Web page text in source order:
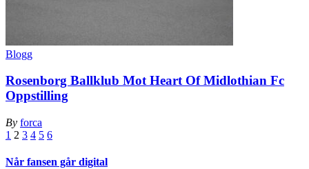
Blogg
Rosenborg Ballklub Mot Heart Of Midlothian Fc
Oppstilling
By forca
1 2 3 4 5 6
Når fansen går digital